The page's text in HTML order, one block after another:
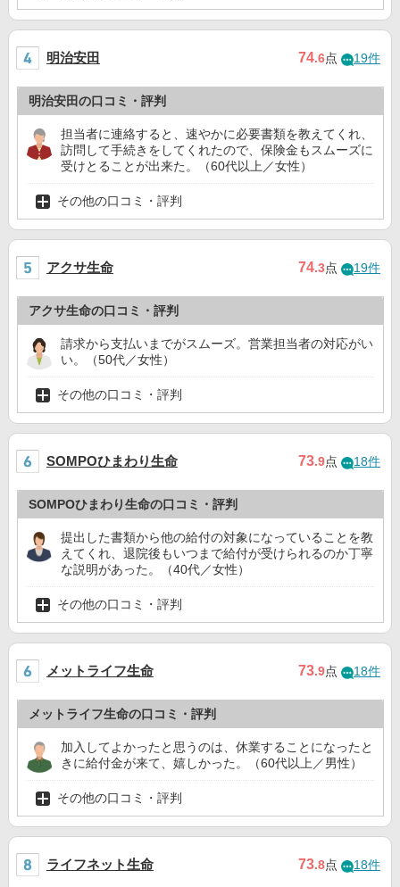
明治安田 74.6点 19件
明治安田の口コミ・評判
担当者に連絡すると、速やかに必要書類を教えてくれ、
訪問して手続きをしてくれたので、保険金もスムーズに
受けとることが出来た。（60代以上／女性）
その他の口コミ・評判
アクサ生命 74.3点 19件
アクサ生命の口コミ・評判
請求から支払いまでがスムーズ。営業担当者の対応がい
い。（50代／女性）
その他の口コミ・評判
SOMPOひまわり生命 73.9点 18件
SOMPOひまわり生命の口コミ・評判
提出した書類から他の給付の対象になっていることを教
えてくれ、退院後もいつまで給付が受けられるのか丁寧
な説明があった。（40代／女性）
その他の口コミ・評判
メットライフ生命 73.9点 18件
メットライフ生命の口コミ・評判
加入してよかったと思うのは、休業することになったと
きに給付金が来て、嬉しかった。（60代以上／男性）
その他の口コミ・評判
ライフネット生命 73.8点 18件